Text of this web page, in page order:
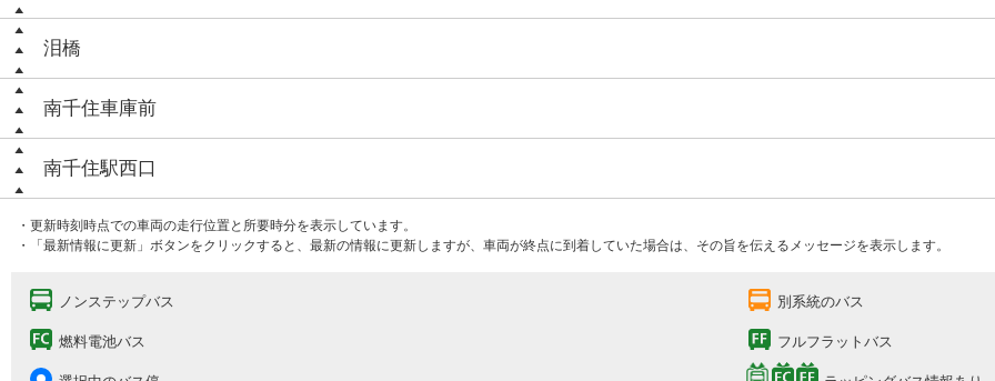
泪橋
南千住車庫前
南千住駅西口
・更新時刻時点での車両の走行位置と所要時分を表示しています。
・「最新情報に更新」ボタンをクリックすると、最新の情報に更新しますが、車両が終点に到着していた場合は、その旨を伝えるメッセージを表示します。
ノンステップバス 別系統のバス
燃料電池バス フルフラットバス